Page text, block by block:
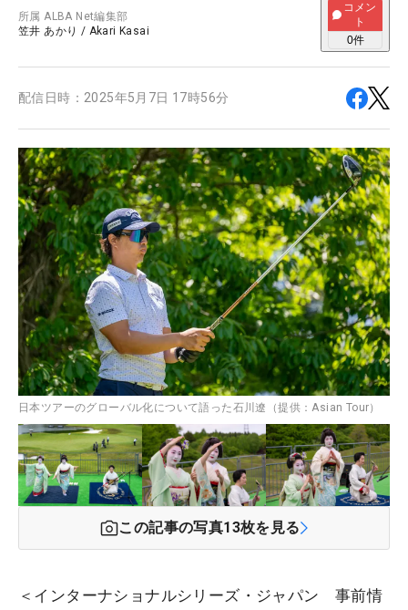
所属ALBA Net編集部
笠井 あかり / Akari Kasai
コメン
ト
0件
配信日時： 2025年5月7日 17時56分
日本ツアーのグローバル化について語った石川遼（提供：Asian Tour）
この記事の写真13枚を見る
＜インターナショナルシリーズ・ジャパン 事前情